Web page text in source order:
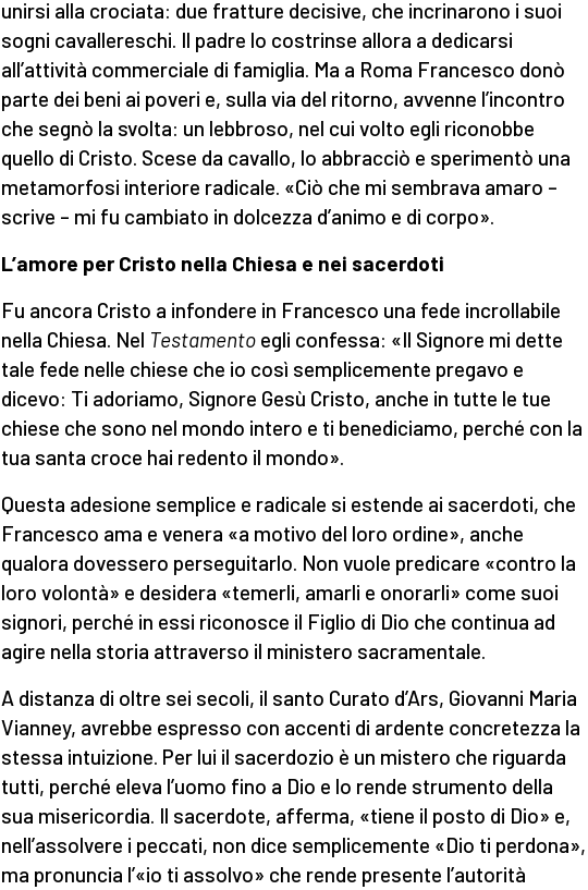
unirsi alla crociata: due fratture decisive, che incrinarono i suoi
sogni cavallereschi. Il padre lo costrinse allora a dedicarsi
all’attività commerciale di famiglia. Ma a Roma Francesco donò
parte dei beni ai poveri e, sulla via del ritorno, avvenne l’incontro
che segnò la svolta: un lebbroso, nel cui volto egli riconobbe
quello di Cristo. Scese da cavallo, lo abbracciò e sperimentò una
metamorfosi interiore radicale. «Ciò che mi sembrava amaro –
scrive – mi fu cambiato in dolcezza d’animo e di corpo».
L’amore per Cristo nella Chiesa e nei sacerdoti
Fu ancora Cristo a infondere in Francesco una fede incrollabile
nella Chiesa. Nel Testamento egli confessa: «Il Signore mi dette
tale fede nelle chiese che io così semplicemente pregavo e
dicevo: Ti adoriamo, Signore Gesù Cristo, anche in tutte le tue
chiese che sono nel mondo intero e ti benediciamo, perché con la
tua santa croce hai redento il mondo».
Questa adesione semplice e radicale si estende ai sacerdoti, che
Francesco ama e venera «a motivo del loro ordine», anche
qualora dovessero perseguitarlo. Non vuole predicare «contro la
loro volontà» e desidera «temerli, amarli e onorarli» come suoi
signori, perché in essi riconosce il Figlio di Dio che continua ad
agire nella storia attraverso il ministero sacramentale.
A distanza di oltre sei secoli, il santo Curato d’Ars, Giovanni Maria
Vianney, avrebbe espresso con accenti di ardente concretezza la
stessa intuizione. Per lui il sacerdozio è un mistero che riguarda
tutti, perché eleva l’uomo fino a Dio e lo rende strumento della
sua misericordia. Il sacerdote, afferma, «tiene il posto di Dio» e,
nell’assolvere i peccati, non dice semplicemente «Dio ti perdona»,
ma pronuncia l’«io ti assolvo» che rende presente l’autorità